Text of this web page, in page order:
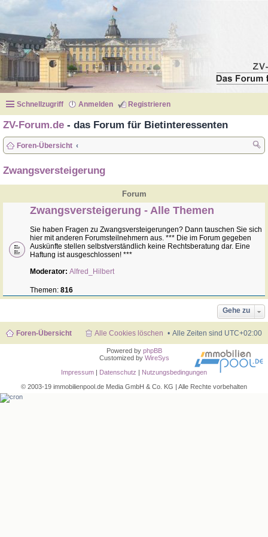
Schnellzugriff Anmelden Registrieren
ZV-Forum.de - das Forum für Bietinteressenten
Foren-Übersicht
Zwangsversteigerung
Forum
Zwangsversteigerung - Alle Themen
Sie haben Fragen zu Zwangsversteigerungen? Dann tauschen Sie sich
hier mit anderen Forumsteilnehmern aus. *** Die im Forum gegeben
Auskünfte stellen selbstverständlich keine Rechtsberatung dar. Eine
Haftung ist ausgeschlossen! ***
Moderator: Alfred_Hilbert
Themen: 816
Gehe zu
Foren-Übersicht Alle Zeiten sind UTC+02:00
Alle Cookies löschen
Powered by phpBB
Customized by WireSys
Impressum | Datenschutz | Nutzungsbedingungen
© 2003-19 immobilienpool.de Media GmbH & Co. KG | Alle Rechte vorbehalten